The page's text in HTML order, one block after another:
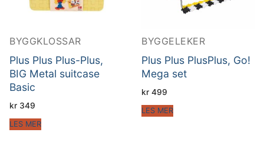
BYGGKLOSSAR
Plus Plus Plus-Plus,
BIG Metal suitcase
Basic
kr 349
LES MER
BYGGELEKER
Plus Plus PlusPlus, Go!
Mega set
kr 499
LES MER